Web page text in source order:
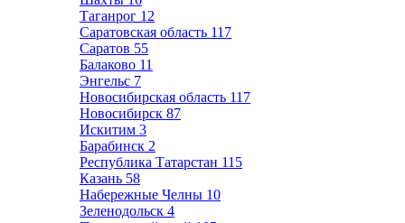
Таганрог 12
Саратовская область 117
Саратов 55
Балаково 11
Энгельс 7
Новосибирская область 117
Новосибирск 87
Искитим 3
Барабинск 2
Республика Татарстан 115
Казань 58
Набережные Челны 10
Зеленодольск 4